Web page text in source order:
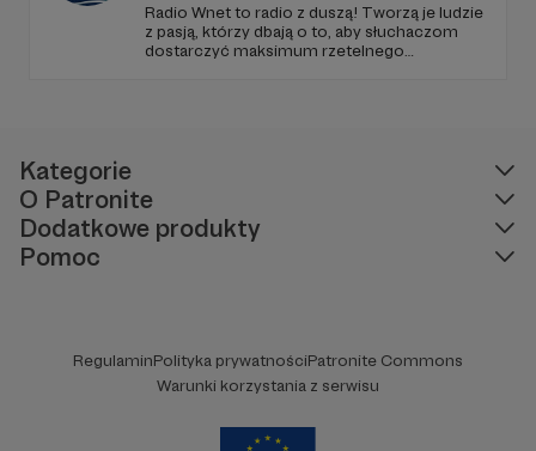
Radio Wnet to radio z duszą! Tworzą je ludzie
z pasją, którzy dbają o to, aby słuchaczom
dostarczyć maksimum rzetelnego
Kategorie
O Patronite
Dodatkowe produkty
Pomoc
RegulaminPolityka prywatnościPatronite Commons
Warunki korzystania z serwisu